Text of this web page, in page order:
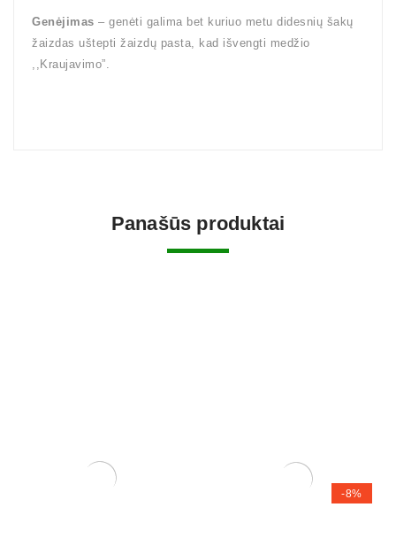
Genėjimas – genėti galima bet kuriuo metu didesnių šakų
žaizdas uštepti žaizdų pasta, kad išvengti medžio
,,Kraujavimo”.
Panašūs produktai
-8%